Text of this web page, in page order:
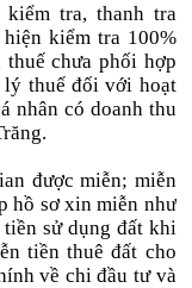
tra, thanh tra
kiểm tra 100%
chưa phối hợp
lý thuế đối với hoạt
nhân có doanh thu
được miễn; miễn
hồ sơ xin miễn như
sử dụng đất khi
tiền thuê đất cho
về chi đầu tư và